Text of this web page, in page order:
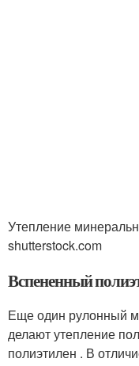
Утепление
shutterstock.com
Вспененный
Еще один рулонный
делают утепление
полиэтилен . В